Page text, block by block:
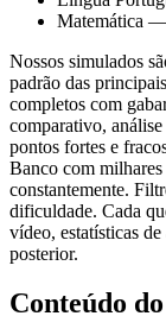
Matemática —
Nossos simulados
padrão das
completos com
comparativo,
pontos fortes e
Banco com milhares
constantemente.
dificuldade. Cada
vídeo, estatísticas
posterior.
Conteúdo